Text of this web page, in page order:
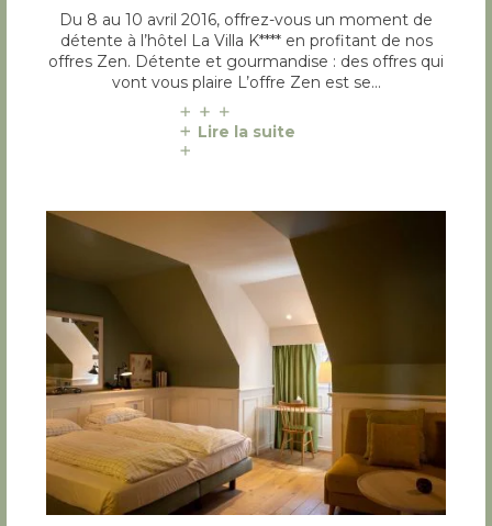
Du 8 au 10 avril 2016, offrez-vous un moment de
détente à l’hôtel La Villa K**** en profitant de nos
offres Zen. Détente et gourmandise : des offres qui
vont vous plaire L’offre Zen est se…
Lire la suite